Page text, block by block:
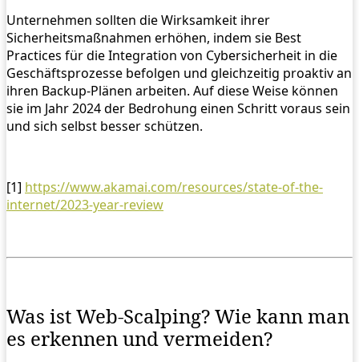
Unternehmen sollten die Wirksamkeit ihrer
Sicherheitsmaßnahmen erhöhen, indem sie Best
Practices für die Integration von Cybersicherheit in die
Geschäftsprozesse befolgen und gleichzeitig proaktiv an
ihren Backup-Plänen arbeiten. Auf diese Weise können
sie im Jahr 2024 der Bedrohung einen Schritt voraus sein
und sich selbst besser schützen.
[1] https://www.akamai.com/resources/state-of-the-
internet/2023-year-review
Was ist Web-Scalping? Wie kann man
es erkennen und vermeiden?